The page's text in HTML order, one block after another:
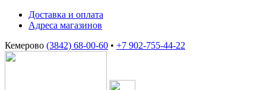
Доставка и оплата
Адреса магазинов
Кемерово (3842) 68-00-60 • +7 902-755-44-22